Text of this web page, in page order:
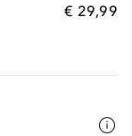
€ 29,99